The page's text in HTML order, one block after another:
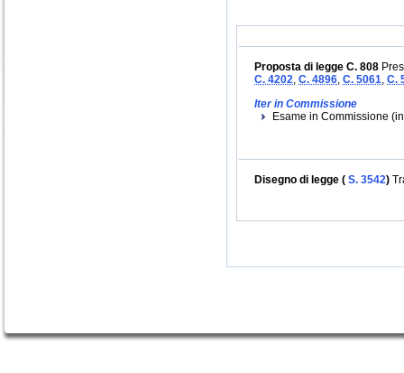
Proposta di legge C. 808
C. 4202, C. 4896, C. 5061, C.
Iter in Commissione
Esame in Commissione
Disegno di legge ( S. 3542)